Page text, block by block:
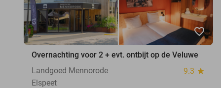
favorite_border
Overnachting voor 2 + evt. ontbijt op de Veluwe
Landgoed Mennorode
9.3 star
Elspeet